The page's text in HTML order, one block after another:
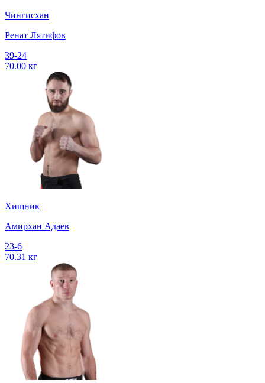
Чингисхан
Ренат Лятифов
39-24
70.00 кг
Хищник
Амирхан Адаев
23-6
70.31 кг